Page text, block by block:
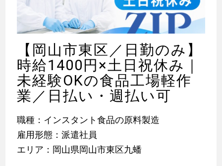
【岡山市東区／日勤のみ】
時給1400円×土日祝休み｜
未経験OKの食品工場軽作
業／日払い・週払い可
職種：インスタント食品の原料製造
雇用形態：派遣社員
エリア：岡山県岡山市東区九蟠